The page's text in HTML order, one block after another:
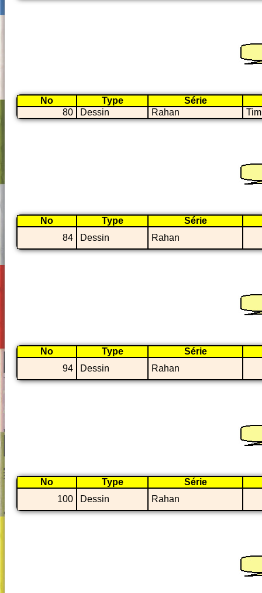
No Type
Série
80
Dessin Rahan
No Type
Série
84
Dessin Rahan
No Type
Série
94
Dessin Rahan
No Type
Série
100
Dessin Rahan